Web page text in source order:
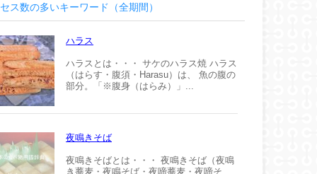
ス数の多いキーワード（全期間）
ハラス
ハラスとは・・・ サケのハラス焼 ハラス
（はらす・腹須・Harasu）は、 魚の腹の
部分。「※腹身（はらみ）」...
夜鳴きそば
夜鳴きそばとは・・・ 夜鳴きそば（夜鳴
き蕎麦・夜鳴そば・夜啼蕎麦・夜啼そ